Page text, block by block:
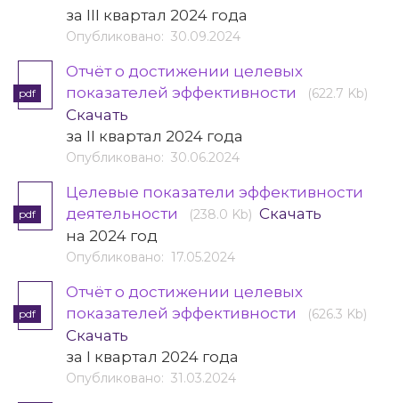
за III квартал 2024 года
Опубликовано: 30.09.2024
pdf
Отчёт о достижении целевых
показателей эффективности
(622.7 Kb)
Скачать
за II квартал 2024 года
Опубликовано: 30.06.2024
pdf
Целевые показатели эффективности
деятельности
(238.0 Kb) Скачать
на 2024 год
Опубликовано: 17.05.2024
pdf
Отчёт о достижении целевых
показателей эффективности
(626.3 Kb)
Скачать
за I квартал 2024 года
Опубликовано: 31.03.2024